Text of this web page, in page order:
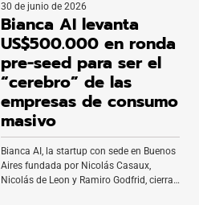
al mercado peruano. La compañía
desarrolló una plataforma de selección
de talento basada en inteligencia
artificial que evalúa a cientos de
candidatos de forma simultánea,
reduciendo hasta un 90% […]
30 de junio de 2026
Bianca AI levanta
US$500.000 en ronda
pre-seed para ser el
“cerebro” de las
empresas de consumo
masivo
Bianca AI, la startup con sede en Buenos
Aires fundada por Nicolás Casaux,
Nicolás de Leon y Ramiro Godfrid, cierra